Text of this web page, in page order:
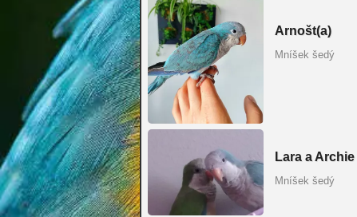
Arnošt(a)
Mníšek šedý
Lara a Archie
Mníšek šedý